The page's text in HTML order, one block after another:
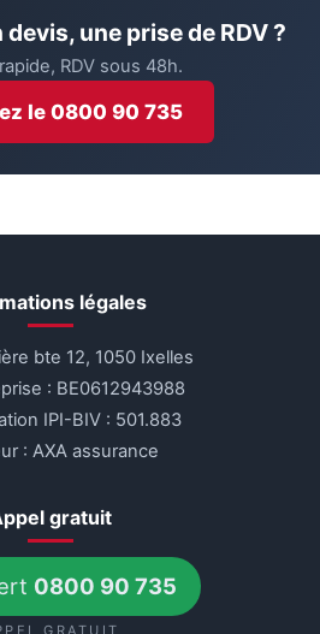
une prise de RDV ?
RDV sous 48h.
le 0800 90 735
légales
bte 12, 1050 Ixelles
: BE0612943988
IPI-BIV : 501.883
: AXA assurance
gratuit
0800 90 735